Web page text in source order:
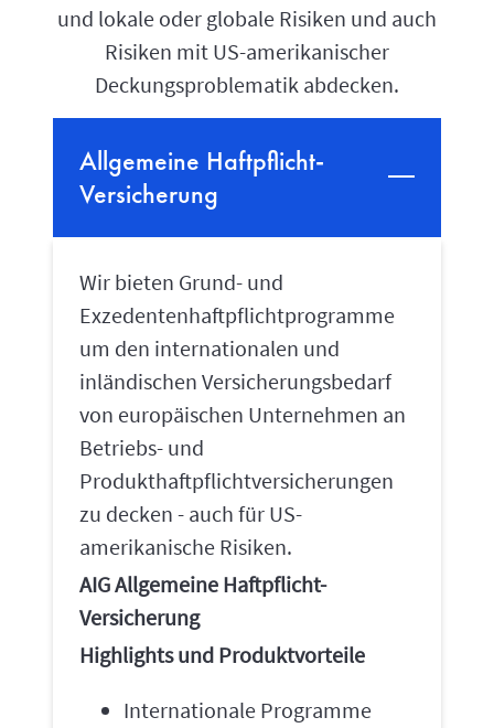
und lokale oder globale Risiken und auch
Risiken mit US-amerikanischer
Deckungsproblematik abdecken.
Allgemeine Haftpflicht-
Versicherung
Wir bieten Grund- und
Exzedentenhaftpflichtprogramme
um den internationalen und
inländischen Versicherungsbedarf
von europäischen Unternehmen an
Betriebs- und
Produkthaftpflichtversicherungen
zu decken - auch für US-
amerikanische Risiken.
AIG Allgemeine Haftpflicht-
Versicherung
Highlights und Produktvorteile
Internationale Programme